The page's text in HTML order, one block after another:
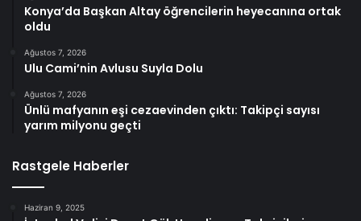
Konya’da Başkan Altay öğrencilerin heyecanına ortak
oldu
Ağustos 7, 2026
Ulu Cami’nin Avlusu Suyla Dolu
Ağustos 7, 2026
Ünlü mafyanın eşi cezaevinden çıktı: Takipçi sayısı
yarım milyonu geçti
Rastgele Haberler
Haziran 9, 2025